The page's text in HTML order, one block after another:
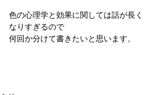
色の心理学と効果に関しては話が長く
なりすぎるので
何回か分けて書きたいと思います。